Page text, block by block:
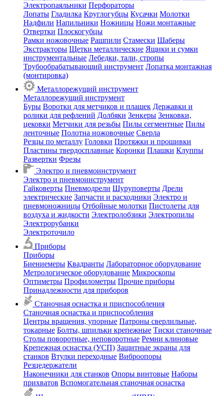
Электропаяльники Перфораторы
Лопаты Гладилка Круглогубцы Кусачки Молотки
Надфили Напильники Ножницы Ножи монтажные
Отвертки Плоскогубцы
Рамки ножовочные Рашпили Стамески Шаберы
Экстракторы Щетки металлические Ящики и сумки
инструментальные Лебедки, тали, стропы
Трубообрабатывающий инструмент Лопатка монтажная
(монтировка)
Металлорежущий инструмент
Металлорежущий инструмент
Буры Воротки для метчиков и плашек Державки и
ролики для рефлений Долбяки Зенкеры Зенковки,
цековки Метчики для резьбы Пилы сегментные Пилы
ленточные Полотна ножовочные Сверла
Резцы по металлу Головки Протяжки и прошивки
Пластины твердосплавные Коронки Плашки Клуппы
Развертки Фрезы
Электро и пневмоинструмент
Электро и пневмоинструмент
Гайковерты Пневмодрели Шуруповерты Дрели
электрические Запчасти и расходники Электро и
пневмоножницы Отбойные молотки Пистолеты для
воздуха и жидкости Электролобзики Электропилы
Электрорубанки
Электроточило
Приборы
Приборы
Биениемеры Квадранты Лабораторное оборудование
Метрологическое оборудование Микроскопы
Оптиметры Профилометры Прочие приборы
Принадлежности для приборов
Станочная оснастка и приспособления
Станочная оснастка и приспособления
Центры вращения, упорные Патроны сверлильные,
токарные Болты, шпильки крепежные Тиски станочные
Столы поворотные, неповоротные Ремни клиновые
Крепежная оснастка (УСП) Защитные экраны для
станков Втулки переходные Виброопоры
Резцедержатели
Наконечники для станков Опоры винтовые Наборы
прихватов Вспомогательная станочная оснастка